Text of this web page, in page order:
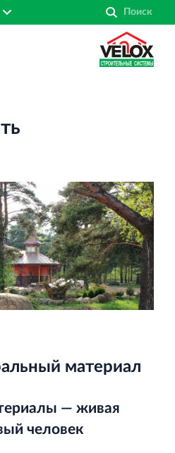
группа РОССТРО
Санкт‐Петербурге
ROSSTRO‐VELOX
материал
— живая
человек